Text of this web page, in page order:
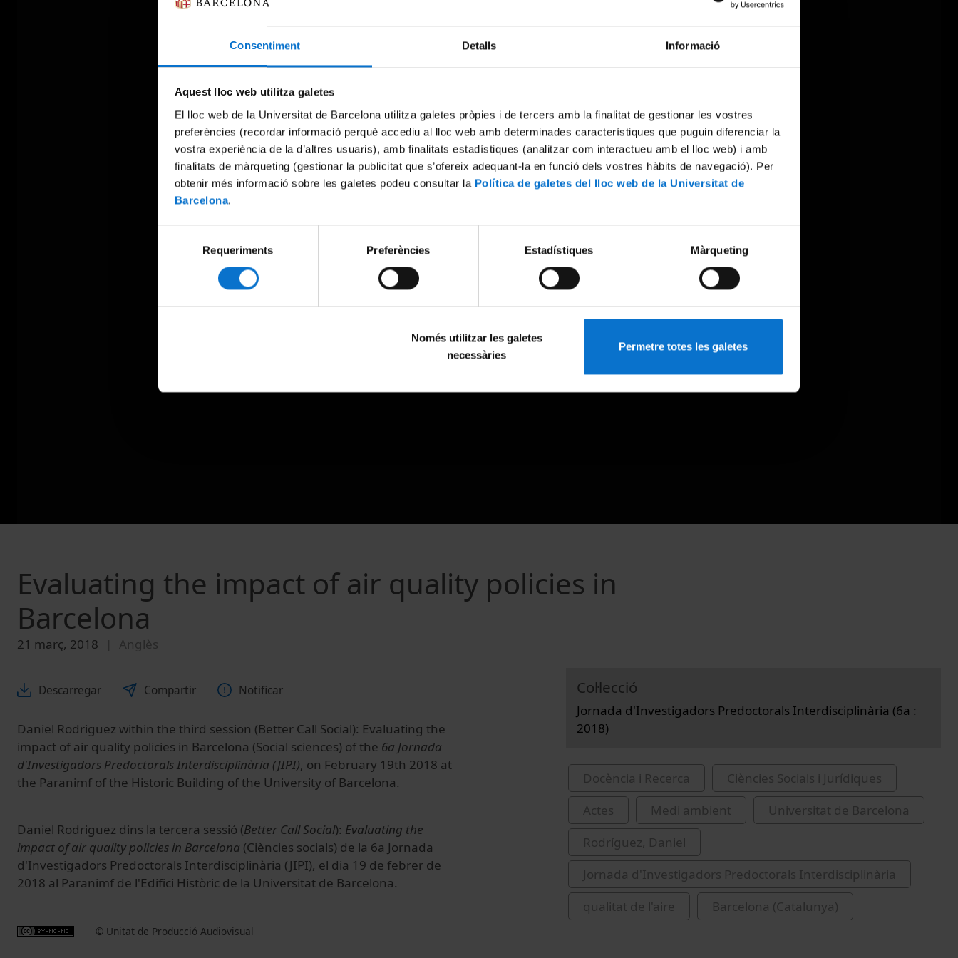
Consentiment Detalls Informació
Aquest lloc web utilitza galetes
El lloc web de la Universitat de Barcelona utilitza galetes pròpies i de tercers amb la finalitat de gestionar les vostres
preferències (recordar informació perquè accediu al lloc web amb determinades característiques que puguin diferenciar la
vostra experiència de la d’altres usuaris), amb finalitats estadístiques (analitzar com interactueu amb el lloc web) i amb
finalitats de màrqueting (gestionar la publicitat que s’ofereix adequant-la en funció dels vostres hàbits de navegació). Per
obtenir més informació sobre les galetes podeu consultar la Política de galetes del lloc web de la Universitat de
Barcelona.
consentiment
Requeriments Preferències Estadístiques Màrqueting
Només utilitzar les galetes
necessàries
Permetre totes les galetes
Try again
Evaluating the impact of air quality policies in
Barcelona
21 març, 2018 Anglès
Descarregar Compartir Notificar
Daniel Rodriguez within the third session (Better Call Social): Evaluating the
impact of air quality policies in Barcelona (Social sciences) of the 6a Jornada
d'Investigadors Predoctorals Interdisciplinària (JIPI), on February 19th 2018 at
the Paranimf of the Historic Building of the University of Barcelona.
Daniel Rodriguez dins la tercera sessió (Better Call Social): Evaluating the
impact of air quality policies in Barcelona (Ciències socials) de la 6a Jornada
d'Investigadors Predoctorals Interdisciplinària (JIPI), el dia 19 de febrer de
2018 al Paranimf de l'Edifici Històric de la Universitat de Barcelona.
© Unitat de Producció Audiovisual
Col·lecció
Jornada d'Investigadors Predoctorals Interdisciplinària (6a :
2018)
Docència i Recerca
Ciències Socials i Jurídiques
Actes
Medi ambient
Universitat de Barcelona
Rodríguez, Daniel
Jornada d'Investigadors Predoctorals Interdisciplinària
qualitat de l'aire
Barcelona (Catalunya)